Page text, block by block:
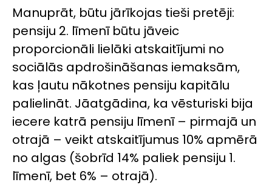
Manuprāt, būtu jārīkojas tieši pretēji:
pensiju 2. līmenī būtu jāveic
proporcionāli lielāki atskaitījumi no
sociālās apdrošināšanas iemaksām,
kas ļautu nākotnes pensiju kapitālu
palielināt. Jāatgādina, ka vēsturiski bija
iecere katrā pensiju līmenī – pirmajā un
otrajā – veikt atskaitījumus 10% apmērā
no algas (šobrīd 14% paliek pensiju 1.
līmenī, bet 6% – otrajā).